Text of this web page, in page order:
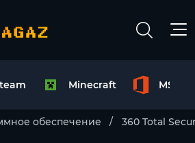
Minecraft MS
обеспечение 360 Total